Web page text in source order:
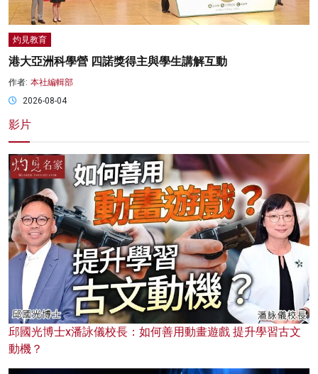
灼見教育
港大亞洲科學營 四諾獎得主與學生講解互動
作者: 本社編輯部
2026-08-04
影片
邱國光博士x潘詠儀校長：如何善用動畫遊戲 提升學習古文
動機？